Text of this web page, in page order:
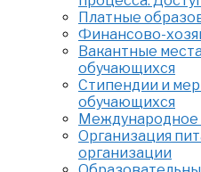
Платные
Финансово-
Вакантные
обучающихся
Стипендии и
обучающихся
Международное
Организация
организации